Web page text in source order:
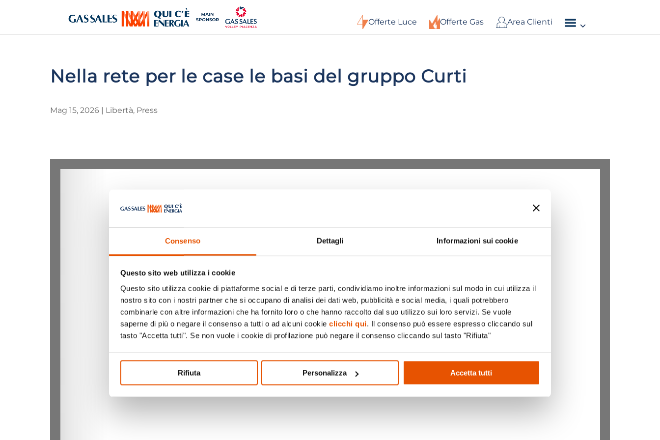
Consenso Dettagli Informazioni sui cookie
Questo sito web utilizza i cookie
Questo sito utilizza cookie di piattaforme social e di terze parti, condividiamo inoltre informazioni sul modo in cui utilizza il
nostro sito con i nostri partner che si occupano di analisi dei dati web, pubblicità e social media, i quali potrebbero
combinarle con altre informazioni che ha fornito loro o che hanno raccolto dal suo utilizzo sui loro servizi. Se vuole
saperne di più o negare il consenso a tutti o ad alcuni cookie clicchi qui. Il consenso può essere espresso cliccando sul
tasto "Accetta tutti". Se non vuole i cookie di profilazione può negare il consenso cliccando sul tasto "Rifiuta"
Rifiuta Personalizza Accetta tutti
Offerte Luce Offerte Gas Area Clienti
Nella rete per le case le basi del gruppo Curti
Mag 15, 2026 | Libertà, Press